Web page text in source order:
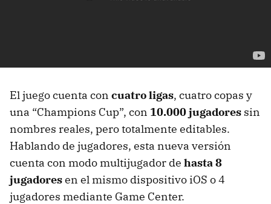
El juego cuenta con cuatro ligas, cuatro copas y
una “Champions Cup”, con 10.000 jugadores sin
nombres reales, pero totalmente editables.
Hablando de jugadores, esta nueva versión
cuenta con modo multijugador de hasta 8
jugadoresen el mismo dispositivo iOS o 4
jugadores mediante Game Center.